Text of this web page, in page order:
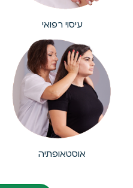
עיסוי רפואי
אוסטאופתיה